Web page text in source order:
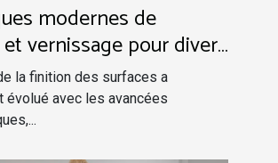
modernes de
vernissage pour divers
la finition des surfaces a
évolué avec les avancées